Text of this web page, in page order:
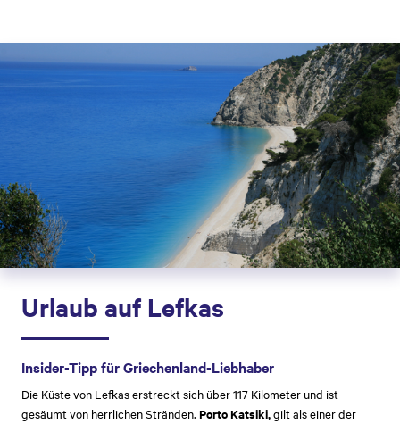
Urlaub auf Lefkas
Insider-Tipp für Griechenland-Liebhaber
Die Küste von Lefkas erstreckt sich über 117 Kilometer und ist
gesäumt von herrlichen Stränden. Porto Katsiki,gilt als einer der